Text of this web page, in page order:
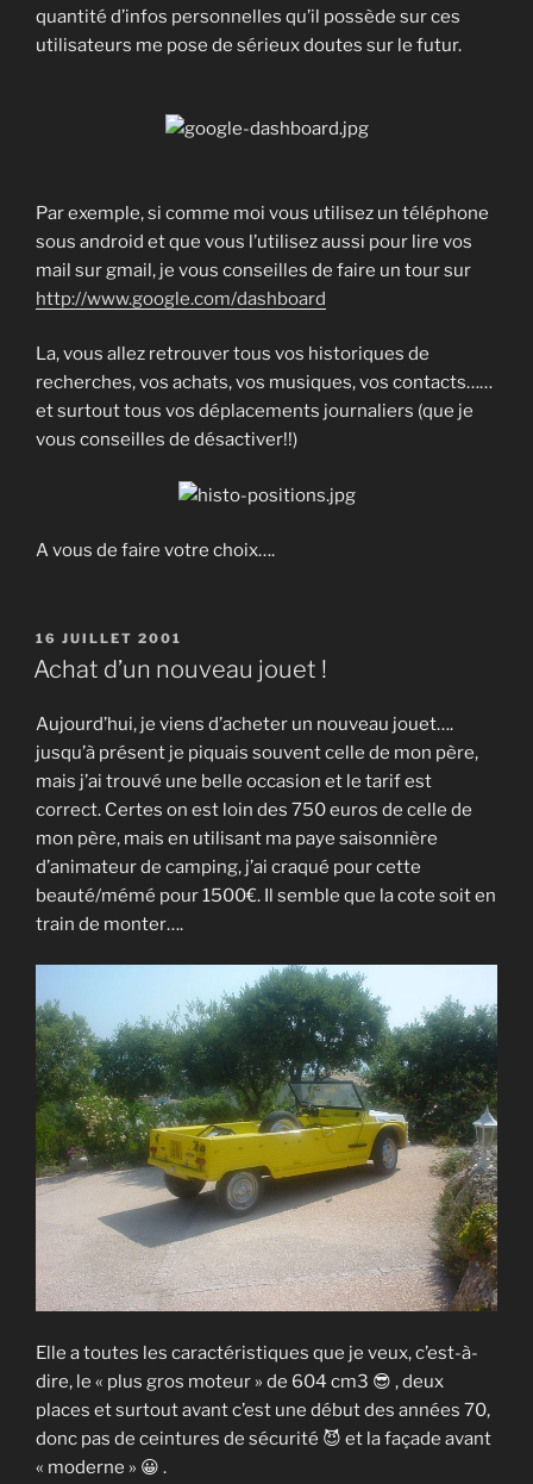
quantité d’infos personnelles qu’il possède sur ces
utilisateurs me pose de sérieux doutes sur le futur.
Par exemple, si comme moi vous utilisez un téléphone
sous android et que vous l’utilisez aussi pour lire vos
mail sur gmail, je vous conseilles de faire un tour sur
http://www.google.com/dashboard
La, vous allez retrouver tous vos historiques de
recherches, vos achats, vos musiques, vos contacts……
et surtout tous vos déplacements journaliers (que je
vous conseilles de désactiver!!)
A vous de faire votre choix….
PUBLIÉ
LE
16 JUILLET 2001
Achat d’un nouveau jouet !
Aujourd’hui, je viens d’acheter un nouveau jouet….
jusqu’à présent je piquais souvent celle de mon père,
mais j’ai trouvé une belle occasion et le tarif est
correct. Certes on est loin des 750 euros de celle de
mon père, mais en utilisant ma paye saisonnière
d’animateur de camping, j’ai craqué pour cette
beauté/mémé pour 1500€. Il semble que la cote soit en
train de monter….
Elle a toutes les caractéristiques que je veux, c’est-à-
dire, le « plus gros moteur » de 604 cm3 😎 , deux
places et surtout avant c’est une début des années 70,
donc pas de ceintures de sécurité 😈 et la façade avant
« moderne » 😀 .